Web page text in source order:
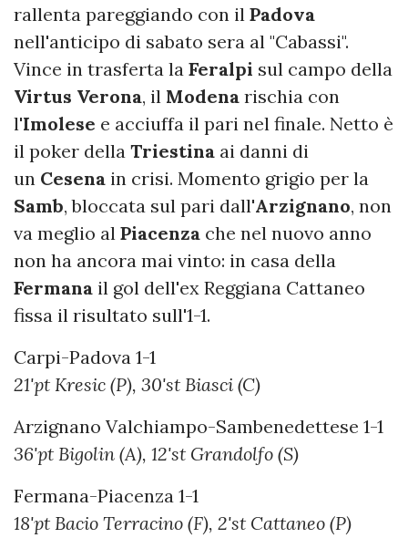
rallenta pareggiando con il Padova
nell'anticipo di sabato sera al "Cabassi".
Vince in trasferta la Feralpi sul campo della
Virtus Verona, il Modena rischia con
l'Imolese e acciuffa il pari nel finale. Netto è
il poker della Triestina ai danni di
un Cesena in crisi. Momento grigio per la
Samb, bloccata sul pari dall'Arzignano, non
va meglio al Piacenza che nel nuovo anno
non ha ancora mai vinto: in casa della
Fermana il gol dell'ex Reggiana Cattaneo
fissa il risultato sull'1-1.
Carpi-Padova 1-1
21'pt Kresic (P), 30'st Biasci (C)
Arzignano Valchiampo-Sambenedettese 1-1
36'pt Bigolin (A), 12'st Grandolfo (S)
Fermana-Piacenza 1-1
18'pt Bacio Terracino (F), 2'st Cattaneo (P)